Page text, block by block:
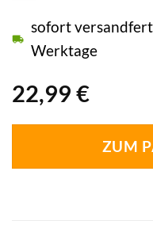
22,99 €
sofort
Werktage
ZUM